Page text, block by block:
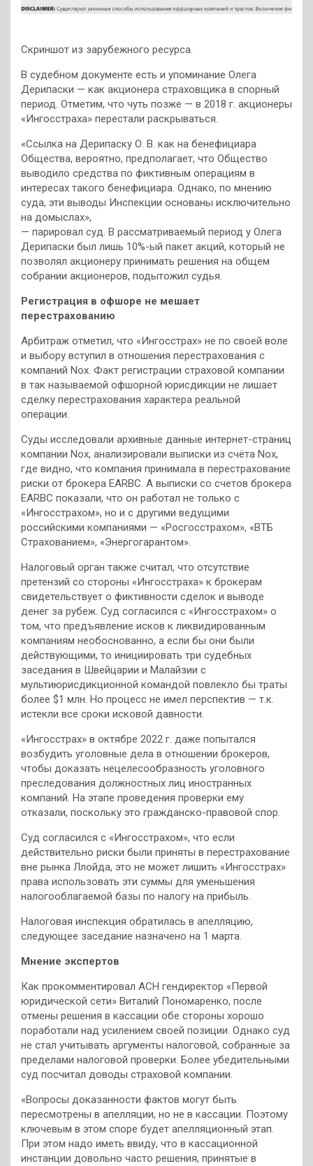
Скриншот из зарубежного ресурса.
В судебном документе есть и упоминание Олега
Дерипаски — как акционера страховщика в спорный
период. Отметим, что чуть позже — в 2018 г. акционеры
«Ингосстраха» перестали раскрываться.
«Ссылка на Дерипаску О. В. как на бенефициара
Общества, вероятно, предполагает, что Общество
выводило средства по фиктивным операциям в
интересах такого бенефициара. Однако, по мнению
суда, эти выводы Инспекции основаны исключительно
на домыслах»,
— парировал суд. В рассматриваемый период у Олега
Дерипаски был лишь 10%-ый пакет акций, который не
позволял акционеру принимать решения на общем
собрании акционеров, подытожил судья.
Регистрация в офшоре не мешает
перестрахованию
Арбитраж отметил, что «Ингосстрах» не по своей воле
и выбору вступил в отношения перестрахования с
компаний Nox. Факт регистрации страховой компании
в так называемой офшорной юрисдикции не лишает
сделку перестрахования характера реальной
операции.
Суды исследовали архивные данные интернет-страниц
компании Nox, анализировали выписки из счёта Nox,
где видно, что компания принимала в перестрахование
риски от брокера EARBC. А выписки со счетов брокера
EARBC показали, что он работал не только с
«Ингосстрахом», но и с другими ведущими
российскими компаниями — «Росгосстрахом», «ВТБ
Страхованием», «Энергогарантом».
Налоговый орган также считал, что отсутствие
претензий со стороны «Ингосстраха» к брокерам
свидетельствует о фиктивности сделок и выводе
денег за рубеж. Суд согласился с «Ингосстрахом» о
том, что предъявление исков к ликвидированным
компаниям необоснованно, а если бы они были
действующими, то инициировать три судебных
заседания в Швейцарии и Малайзии с
мультиюрисдикционной командой повлекло бы траты
более $1 млн. Но процесс не имел перспектив — т.к.
истекли все сроки исковой давности.
«Ингосстрах» в октябре 2022 г. даже попытался
возбудить уголовные дела в отношении брокеров,
чтобы доказать нецелесообразность уголовного
преследования должностных лиц иностранных
компаний. На этапе проведения проверки ему
отказали, поскольку это гражданско-правовой спор.
Суд согласился с «Ингосстрахом», что если
действительно риски были приняты в перестрахование
вне рынка Ллойда, это не может лишить «Ингосстрах»
права использовать эти суммы для уменьшения
налогооблагаемой базы по налогу на прибыль.
Налоговая инспекция обратилась в апелляцию,
следующее заседание назначено на 1 марта.
Мнение экспертов
Как прокомментировал АСН гендиректор «Первой
юридической сети» Виталий Пономаренко, после
отмены решения в кассации обе стороны хорошо
поработали над усилением своей позиции. Однако суд
не стал учитывать аргументы налоговой, собранные за
пределами налоговой проверки. Более убедительными
суд посчитал доводы страховой компании.
«Вопросы доказанности фактов могут быть
пересмотрены в апелляции, но не в кассации. Поэтому
ключевым в этом споре будет апелляционный этап.
При этом надо иметь ввиду, что в кассационной
инстанции довольно часто решения, принятые в